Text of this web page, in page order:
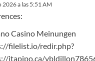
2026 a las 5:51 AM
Casino Meinungen
filelist.io/redir.php?
itapipo.ca/